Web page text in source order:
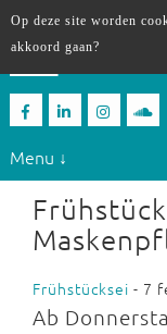
Menu ↓
Frühstücksei - 7
Ab
Op deze site worden
akkoord gaan?